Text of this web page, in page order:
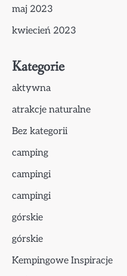
maj 2023
kwiecień 2023
Kategorie
aktywna
atrakcje naturalne
Bez kategorii
camping
campingi
campingi
górskie
górskie
Kempingowe Inspiracje